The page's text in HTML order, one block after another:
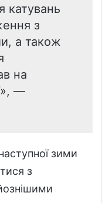
катувань
з
а також
на
—
зими
з